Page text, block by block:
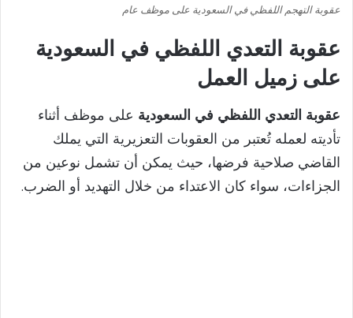
عقوبة التهجم اللفظي في السعودية على موظف عام
عقوبة التعدي اللفظي في السعودية
على زميل العمل
عقوبة التعدي اللفظي في السعودية على موظف أثناء
تأديته لعمله تُعتبر من العقوبات التعزيرية التي يملك
القاضي صلاحية فرضها، حيث يمكن أن تشمل نوعين من
الجزاءات، سواء كان الاعتداء من خلال التهديد أو الضرب.